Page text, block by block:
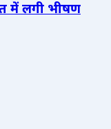
में लगी भीषण